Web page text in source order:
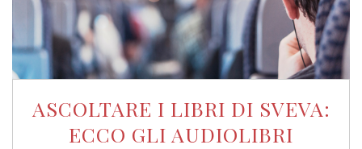
ASCOLTARE I LIBRI DI SVEVA:
ECCO GLI AUDIOLIBRI